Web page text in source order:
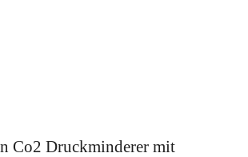
Co2 Druckminderer mit